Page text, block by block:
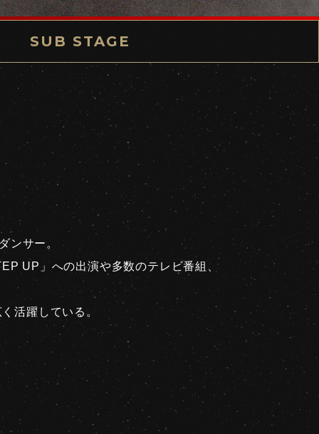
SUB STAGE
ンサー。
UP」への出演や多数のテレビ番組、
活躍している。